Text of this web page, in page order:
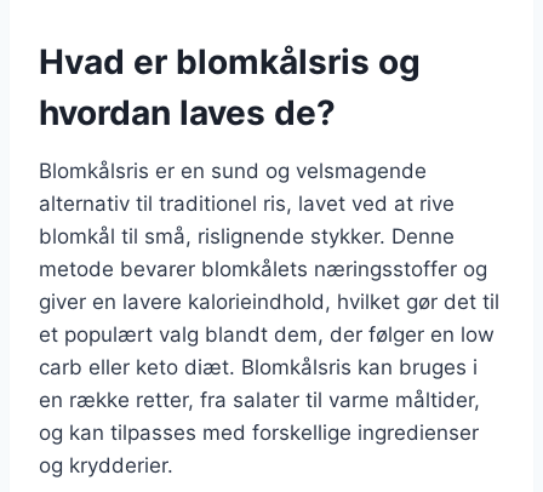
Hvad er blomkålsris og
hvordan laves de?
Blomkålsris er en sund og velsmagende
alternativ til traditionel ris, lavet ved at rive
blomkål til små, rislignende stykker. Denne
metode bevarer blomkålets næringsstoffer og
giver en lavere kalorieindhold, hvilket gør det til
et populært valg blandt dem, der følger en low
carb eller keto diæt. Blomkålsris kan bruges i
en række retter, fra salater til varme måltider,
og kan tilpasses med forskellige ingredienser
og krydderier.